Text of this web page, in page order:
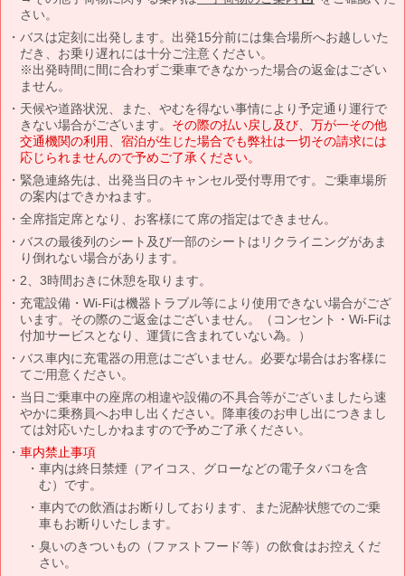
さい。
バスは定刻に出発します。出発15分前には集合場所へお越しいた
だき、お乗り遅れには十分ご注意ください。
※出発時間に間に合わずご乗車できなかった場合の返金はござい
ません。
天候や道路状況、また、やむを得ない事情により予定通り運行で
きない場合がございます。 その際の払い戻し及び、万が一その他
交通機関の利用、宿泊が生じた場合でも弊社は一切その請求には
応じられませんので予めご了承ください。
緊急連絡先は、出発当日のキャンセル受付専用です。ご乗車場所
の案内はできかねます。
全席指定席となり、お客様にて席の指定はできません。
バスの最後列のシート及び一部のシートはリクライニングがあま
り倒れない場合があります。
2、3時間おきに休憩を取ります。
充電設備・Wi-Fiは機器トラブル等により使用できない場合がござ
います。その際のご返金はございません。（コンセント・Wi-Fiは
付加サービスとなり、運賃に含まれていない為。）
バス車内に充電器の用意はございません。必要な場合はお客様に
てご用意ください。
当日ご乗車中の座席の相違や設備の不具合等がございましたら速
やかに乗務員へお申し出ください。降車後のお申し出につきまし
ては対応いたしかねますので予めご了承ください。
車内禁止事項
車内は終日禁煙（アイコス、グローなどの電子タバコを含
む）です。
車内での飲酒はお断りしております、また泥酔状態でのご乗
車もお断りいたします。
臭いのきついもの（ファストフード等）の飲食はお控えくだ
さい。